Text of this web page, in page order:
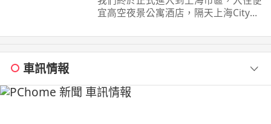
宜高空夜景公寓酒店，隔天上海City
來感覺什麼 ...
車訊情報